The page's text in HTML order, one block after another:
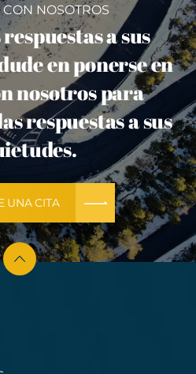
NOSOTROS
a sus
en ponerse en
nosotros para
respuestas a sus
UNA CITA